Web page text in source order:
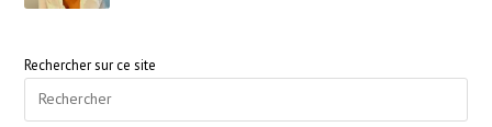
Rechercher sur ce site